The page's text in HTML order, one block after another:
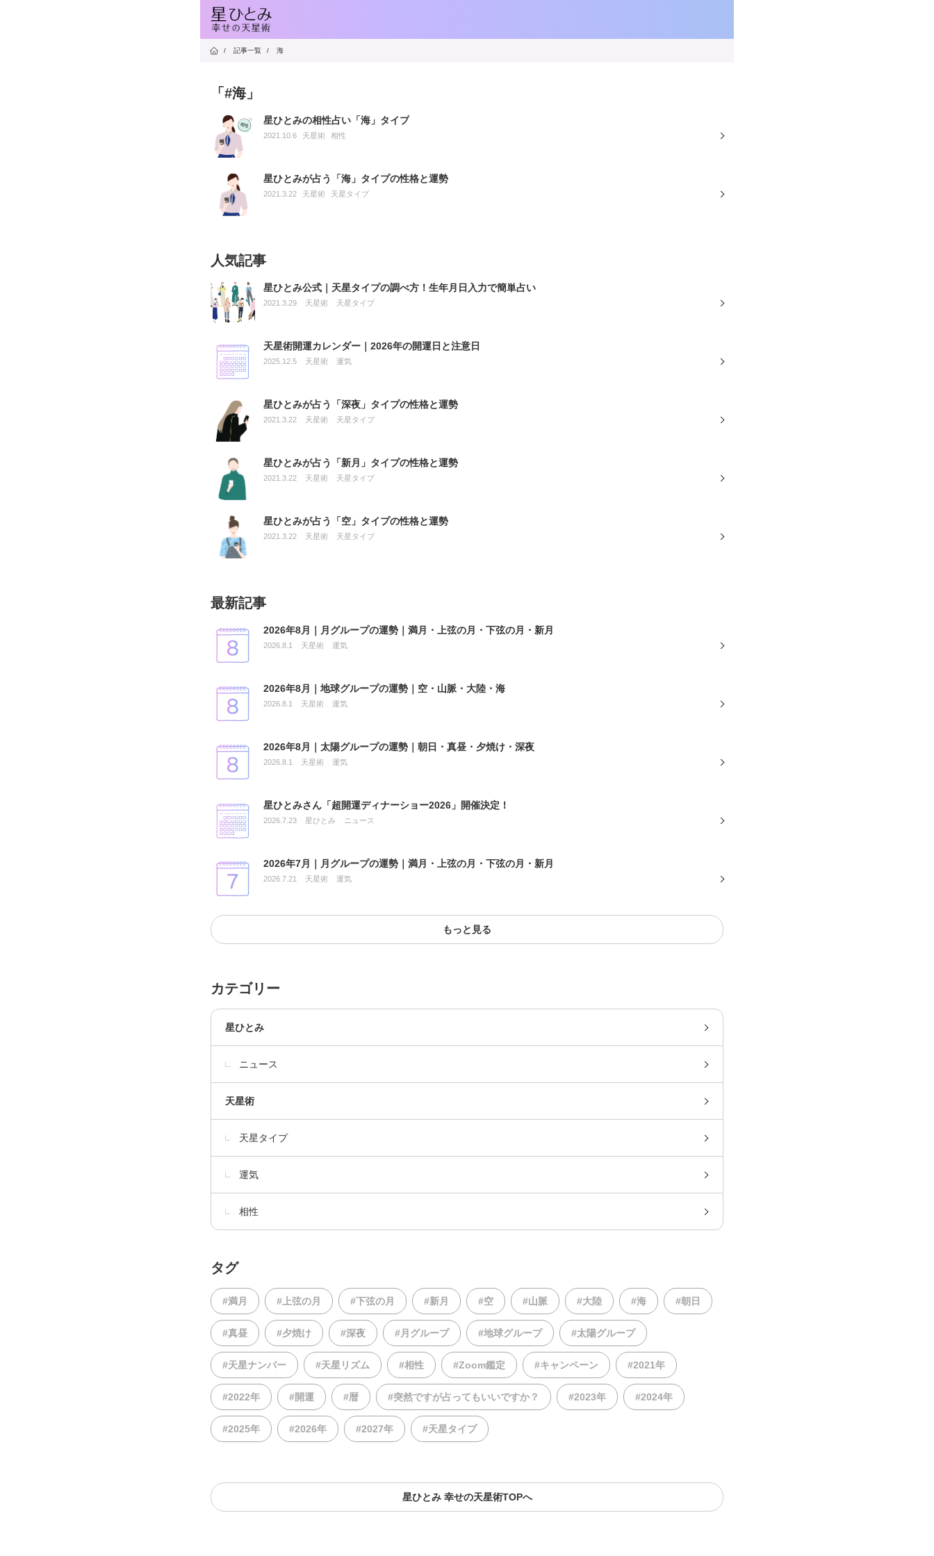
/ 記事一覧 / 海
「#海」
星ひとみの相性占い「海」タイプ
2021.10.6 天星術 相性
星ひとみが占う「海」タイプの性格と運勢
2021.3.22 天星術 天星タイプ
人気記事
星ひとみ公式｜天星タイプの調べ方！生年月日入力で簡単占い
2021.3.29 天星術 天星タイプ
天星術開運カレンダー｜2026年の開運日と注意日
2025.12.5 天星術 運気
星ひとみが占う「深夜」タイプの性格と運勢
2021.3.22 天星術 天星タイプ
星ひとみが占う「新月」タイプの性格と運勢
2021.3.22 天星術 天星タイプ
星ひとみが占う「空」タイプの性格と運勢
2021.3.22 天星術 天星タイプ
最新記事
2026年8月｜月グループの運勢｜満月・上弦の月・下弦の月・新月
2026.8.1 天星術 運気
2026年8月｜地球グループの運勢｜空・山脈・大陸・海
2026.8.1 天星術 運気
2026年8月｜太陽グループの運勢｜朝日・真昼・夕焼け・深夜
2026.8.1 天星術 運気
星ひとみさん「超開運ディナーショー2026」開催決定！
2026.7.23 星ひとみ ニュース
2026年7月｜月グループの運勢｜満月・上弦の月・下弦の月・新月
2026.7.21 天星術 運気
もっと見る
カテゴリー
星ひとみ
ニュース
天星術
天星タイプ
運気
相性
タグ
#満月 #上弦の月 #下弦の月 #新月 #空 #山脈 #大陸 #海 #朝日
#真昼 #夕焼け #深夜 #月グループ #地球グループ #太陽グループ
#天星ナンバー #天星リズム #相性 #Zoom鑑定 #キャンペーン #2021年
#2022年 #開運 #暦 #突然ですが占ってもいいですか？ #2023年 #2024年
#2025年 #2026年 #2027年 #天星タイプ
星ひとみ 幸せの天星術TOPへ